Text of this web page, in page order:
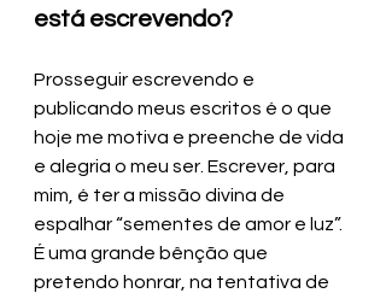
está escrevendo?
Prosseguir escrevendo e
publicando meus escritos é o que
hoje me motiva e preenche de vida
e alegria o meu ser. Escrever, para
mim, é ter a missão divina de
espalhar “sementes de amor e luz”.
É uma grande bênção que
pretendo honrar, na tentativa de